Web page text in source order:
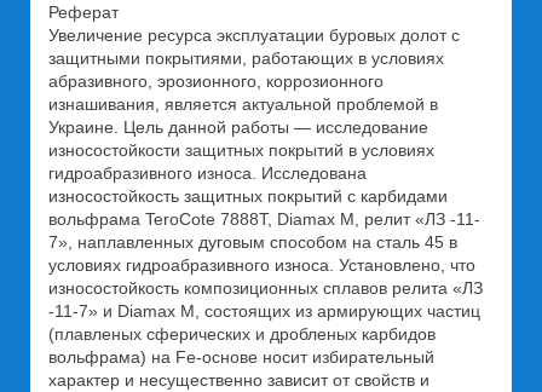
Реферат
Увеличение ресурса эксплуатации буровых долот с
защитными покрытиями, работающих в условиях
абразивного, эрозионного, коррозионного
изнашивания, является актуальной проблемой в
Украине. Цель данной работы — исследование
износостойкости защитных покрытий в условиях
гидроабразивного износа. Исследована
износостойкость защитных покрытий с карбидами
вольфрама TeroCote 7888Т, Diamax M, релит «ЛЗ -11-
7», наплавленных дуговым способом на сталь 45 в
условиях гидроабразивного износа. Установлено, что
износостойкость композиционных сплавов релита «ЛЗ
-11-7» и Diamax M, состоящих из армирующих частиц
(плавленых сферических и дробленых карбидов
вольфрама) на Fe-основе носит избирательный
характер и несущественно зависит от свойств и